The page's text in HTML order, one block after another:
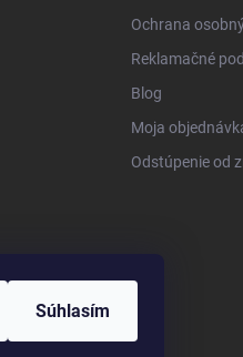
Súhlasím
Ochrana
Reklamačné
Blog
Moja
Odstúpenie od